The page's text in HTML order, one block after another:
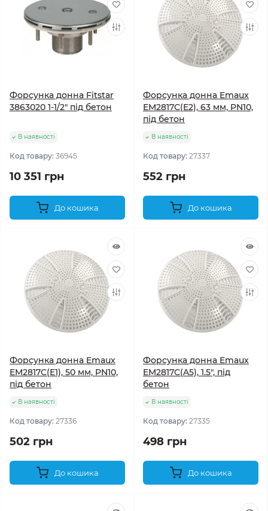
Форсунка донна Fitstar
3863020 1-1/2" під бетон
В наявності
Код товару: 36945
10 351 грн
До кошика
Форсунка донна Emaux
EM2817C(E2), 63 мм, PN10,
під бетон
В наявності
Код товару: 27337
552 грн
До кошика
Форсунка донна Emaux
EM2817C(E1), 50 мм, PN10,
під бетон
В наявності
Код товару: 27336
502 грн
До кошика
Форсунка донна Emaux
EM2817C(A5), 1.5", під
бетон
В наявності
Код товару: 27335
498 грн
До кошика